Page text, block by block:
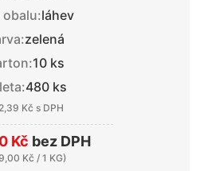
obalu:láhev
zelená
10 ks
480 ks
Kč s DPH
Kč bez DPH
Kč / 1 KG)